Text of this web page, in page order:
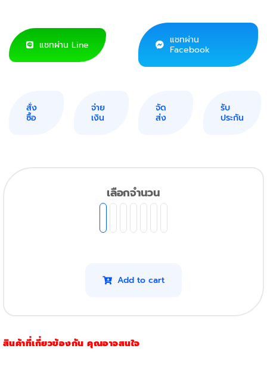
แชทผ่าน Line
แชทผ่าน
Facebook
สั่ง
ซื้อ
จ่าย
เงิน
จัด
ส่ง
รับ
ประกัน
เลือกจำนวน
Add to cart
สินค้าที่เกี่ยวข้องกัน คุณอาจสนใจ